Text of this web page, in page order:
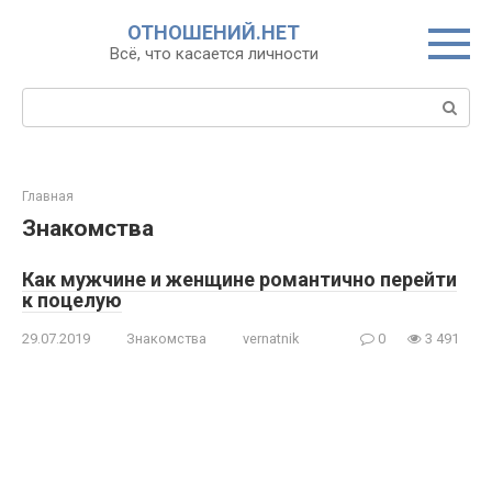
ОТНОШЕНИЙ.НЕТ
Всё, что касается личности
Поиск:
Главная
Знакомства
Как мужчине и женщине романтично перейти
к поцелую
29.07.2019 Знакомства vernatnik 0 3 491